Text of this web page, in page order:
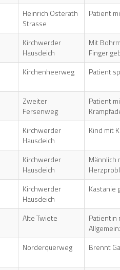
Heinrich Osterath
Strasse
Patient
Kirchwerder
Hausdeich
Mit
Finger
Kirchenheerweg Patient
Zweiter
Fersenweg
Patient
Kirchwerder
Hausdeich
Kind mit
Kirchwerder
Hausdeich
Männlich
Kirchwerder
Hausdeich
Kastanie
Alte Twiete
Patientin
Norderquerweg Brennt